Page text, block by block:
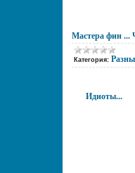
Мастера фин ...
Категория:
Идиоты...